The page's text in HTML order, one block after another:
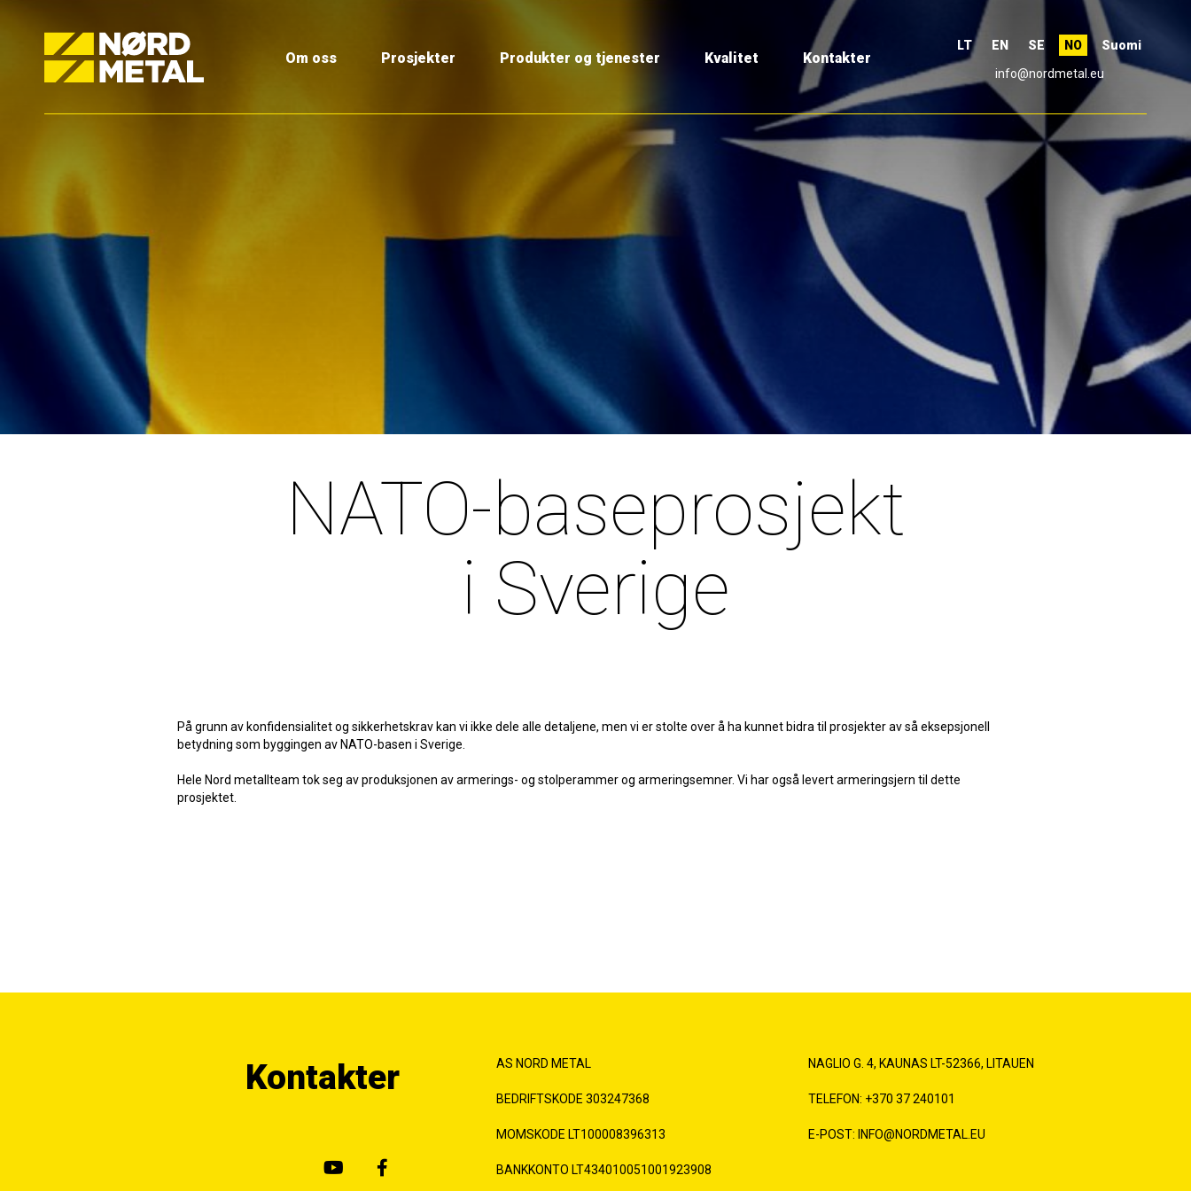
Om oss Prosjekter Produkter og tjenester Kvalitet Kontakter
LT EN SE NO
Suomi
info@nordmetal.eu
NATO-baseprosjekt
i Sverige
På grunn av konfidensialitet og sikkerhetskrav kan vi ikke dele alle detaljene, men vi er stolte over å ha kunnet bidra til prosjekter av så eksepsjonell
betydning som byggingen av NATO-basen i Sverige.
Hele Nord metallteam tok seg av produksjonen av armerings- og stolperammer og armeringsemner. Vi har også levert armeringsjern til dette
prosjektet.
Kontakter AS NORD METAL
BEDRIFTSKODE 303247368
MOMSKODE LT100008396313
BANKKONTO LT434010051001923908
NAGLIO G. 4, KAUNAS LT-52366, LITAUEN
TELEFON: +370 37 240101
E-POST: INFO@NORDMETAL.EU